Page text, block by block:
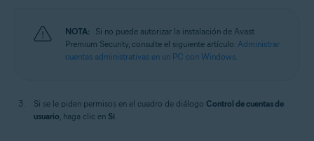
NOTA:
Si no puede autorizar la instalación de Avast
Premium Security, consulte el siguiente artículo: Administrar
cuentas administrativas en un PC con Windows.
Si se le piden permisos en el cuadro de diálogo Control de cuentas de
usuario, haga clic en Sí.